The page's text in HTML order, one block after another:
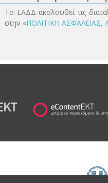
Το ΕΑΔΔ ακολουθεί τις
στην «ΠΟΛΙΤΙΚΗ